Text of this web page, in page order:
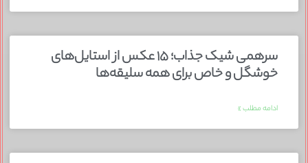
سرهمی شیک جذاب؛ ۱۵ عکس از استایل‌های
خوشگل و خاص برای همه سلیقه‌ها
ادامه مطلب »